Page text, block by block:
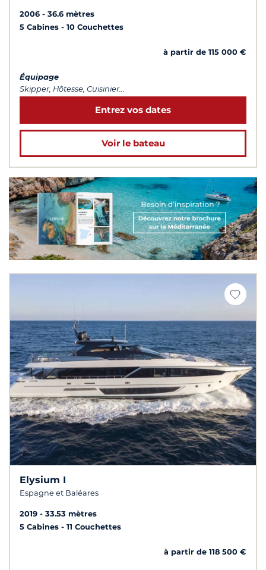
2006
36.6 mètres
5 Cabines
10 Couchettes
à partir de 115 000 €
Équipage
Skipper, Hôtesse, Cuisinier...
Entrez vos dates
Voir le bateau
Elysium I
Espagne et Baléares
2019
33.53 mètres
5 Cabines
11 Couchettes
à partir de 118 500 €